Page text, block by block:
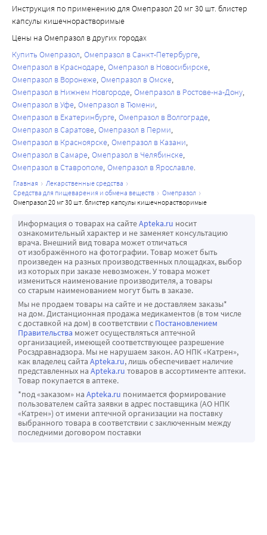
Инструкция по применению для Омепразол 20 мг 30 шт. блистер
капсулы кишечнорастворимые
Цены на Омепразол в других городах
Купить Омепразол Омепразол в Санкт-Петербурге
Омепразол в Краснодаре Омепразол в Новосибирске
Омепразол в Воронеже Омепразол в Омске
Омепразол в Нижнем Новгороде Омепразол в Ростове-на-Дону
Омепразол в Уфе Омепразол в Тюмени
Омепразол в Екатеринбурге Омепразол в Волгограде
Омепразол в Саратове Омепразол в Перми
Омепразол в Красноярске Омепразол в Казани
Омепразол в Самаре Омепразол в Челябинске
Омепразол в Ставрополе Омепразол в Ярославле
главная
лекарственные средства
средства для пищеварения и обмена веществ
омепразол
омепразол 20 мг 30 шт. блистер капсулы кишечнорастворимые
Информация о товарах на сайтеApteka.ru носит
ознакомительный характер и не заменяет консультацию
врача. Внешний вид товара может отличаться
от изображённого на фотографии. Товар может быть
произведен на разных производственных площадках, выбор
из которых при заказе невозможен. У товара может
измениться наименование производителя, а товары
со старым наименованием могут быть в заказе.
Мы не продаем товары на сайте и не доставляем заказы*
на дом. Дистанционная продажа медикаментов (в том числе
с доставкой на дом) в соответствии с Постановлением
Правительства может осуществляться аптечной
организацией, имеющей соответствующее разрешение
Росздравнадзора. Мы не нарушаем закон. АО НПК «Катрен»,
как владелец сайта Apteka.ru, лишь обеспечивает наличие
представленных на Apteka.ru товаров в ассортименте аптеки.
Товар покупается в аптеке.
*под «заказом» на Apteka.ru понимается формирование
пользователем сайта заявки в адрес поставщика (АО НПК
«Катрен») от имени аптечной организации на поставку
выбранного товара в соответствии с заключенным между
последними договором поставки